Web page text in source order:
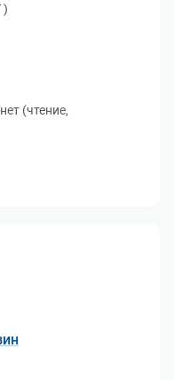
)
(чтение,